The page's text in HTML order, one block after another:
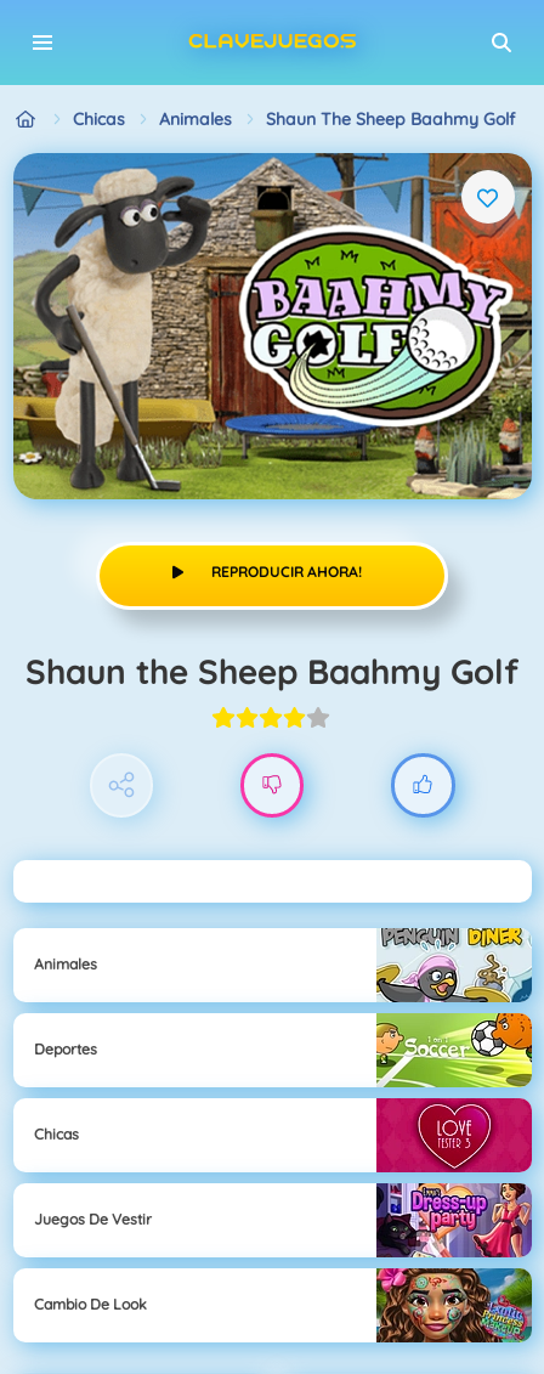
Chicas Animales Shaun The Sheep Baahmy Golf
REPRODUCIR AHORA!
Shaun the Sheep Baahmy Golf
Animales
Deportes
Chicas
Juegos De Vestir
Cambio De Look